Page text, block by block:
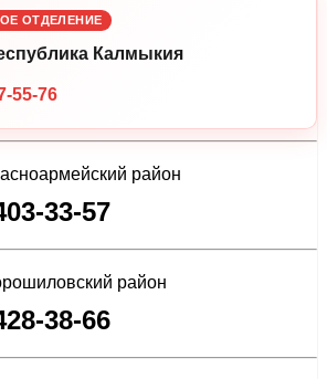
ОТДЕЛЕНИЕ
Калмыкия
55-76
район
33-57
район
38-66